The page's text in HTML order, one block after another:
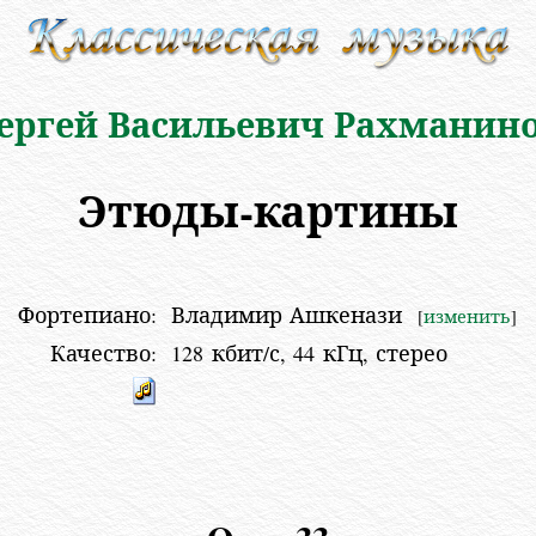
Васильевич
Этюды-картины
Фортепиано: Владимир Ашкенази [изменить]
Качество: 128 кбит/с, 44 кГц, стерео